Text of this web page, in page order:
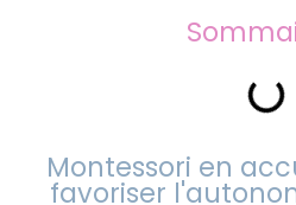
Montessori en
favoriser